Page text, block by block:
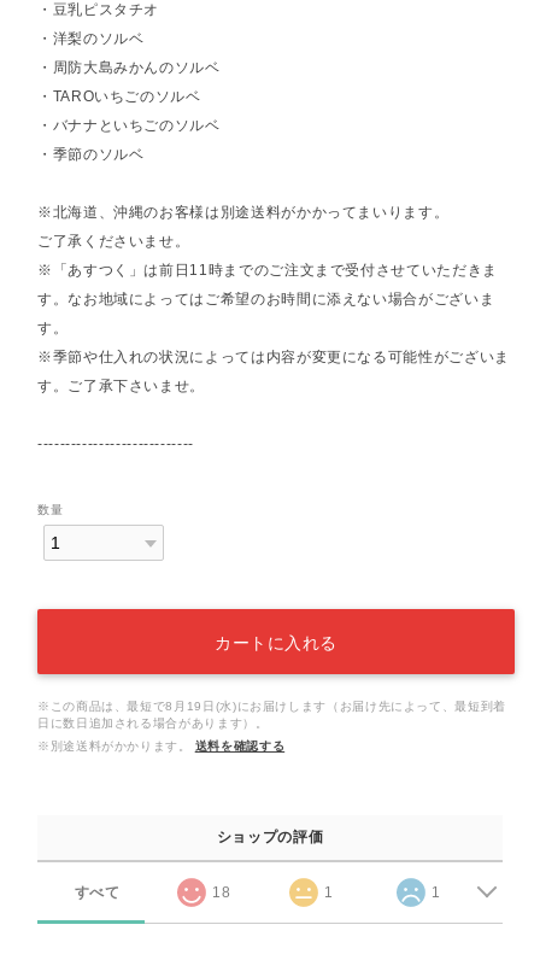
・豆乳ピスタチオ
・洋梨のソルベ
・周防大島みかんのソルベ
・TAROいちごのソルベ
・バナナといちごのソルベ
・季節のソルベ
※北海道、沖縄のお客様は別途送料がかかってまいります。
ご了承くださいませ。
※「あすつく」は前日11時までのご注文まで受付させていただきま
す。なお地域によってはご希望のお時間に添えない場合がございま
す。
※季節や仕入れの状況によっては内容が変更になる可能性がございま
す。ご了承下さいませ。
----------------------------
数量
カートに入れる
※この商品は、最短で8月19日(水)にお届けします（お届け先によって、最短到着
日に数日追加される場合があります）。
※別途送料がかかります。
送料を確認する
ショップの評価
すべて 18 1 1